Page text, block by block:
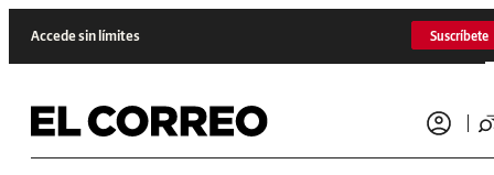
Accede sin límites Suscríbete